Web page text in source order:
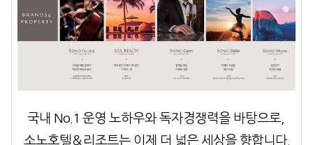
국내 No.1 운영 노하우와 독자경쟁력을 바탕으로,
소노호텔＆리조트는 이제 더 넓은 세상을 향합니다.